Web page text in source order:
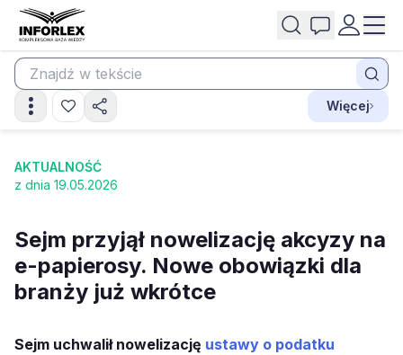
Więcej
AKTUALNOŚĆ
z dnia 19.05.2026
Sejm przyjął nowelizację akcyzy na
e-papierosy. Nowe obowiązki dla
branży już wkrótce
Sejm uchwalił nowelizację ustawy o podatku